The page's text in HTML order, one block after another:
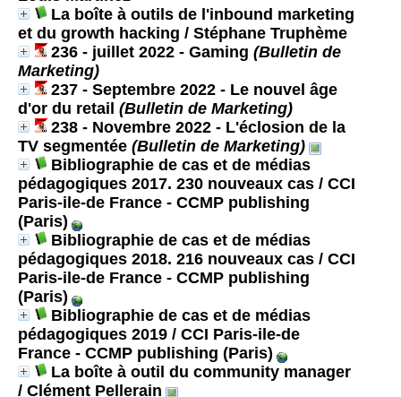
La boîte à outils de l'inbound marketing
et du growth hacking / Stéphane Truphème
236 - juillet 2022 - Gaming (Bulletin de
Marketing)
237 - Septembre 2022 - Le nouvel âge
d'or du retail (Bulletin de Marketing)
238 - Novembre 2022 - L'éclosion de la
TV segmentée (Bulletin de Marketing)
Bibliographie de cas et de médias
pédagogiques 2017. 230 nouveaux cas / CCI
Paris-ile-de France - CCMP publishing
(Paris)
Bibliographie de cas et de médias
pédagogiques 2018. 216 nouveaux cas / CCI
Paris-ile-de France - CCMP publishing
(Paris)
Bibliographie de cas et de médias
pédagogiques 2019 / CCI Paris-ile-de
France - CCMP publishing (Paris)
La boîte à outil du community manager
/ Clément Pellerain